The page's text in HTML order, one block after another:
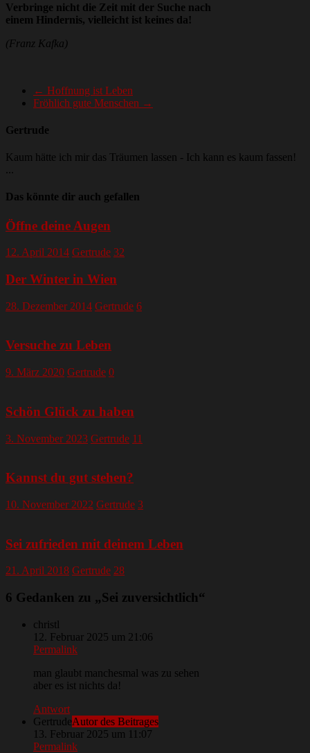
Verbringe nicht die Zeit mit der Suche nach
einem Hindernis, vielleicht ist keines da!
(Franz Kafka)
← Hoffnung ist Leben
Fröhlich gute Menschen →
Gertrude
Kaum hätte ich mir das Träumen lassen - Ich kann es kaum fassen!
Das könnte dir auch gefallen
Öffne deine Augen
12. April 2014 Gertrude 32
Der Winter in Wien
28. Dezember 2014 Gertrude 6
Versuche zu Leben
9. März 2020 Gertrude 0
Schön Glück zu haben
3. November 2023 Gertrude 11
Kannst du gut stehen?
10. November 2022 Gertrude 3
Sei zufrieden mit deinem Leben
21. April 2018 Gertrude 28
6 Gedanken zu „Sei zuversichtlich“
christl
12. Februar 2025 um 21:06
Permalink
man glaubt manchesmal was zu sehen
aber es ist nichts da!
Antwort
GertrudeAutor des Beitrages
13. Februar 2025 um 11:07
Permalink